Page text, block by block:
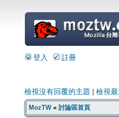
=
登入 註冊
檢視沒有回覆的主題 檢視
MozTW» 討論區首頁